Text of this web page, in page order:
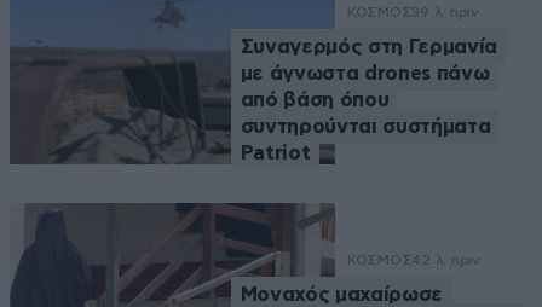
ΚΟΣΜΟΣ39 λ. πριν
Συναγερμός στη Γερμανία
με άγνωστα drones πάνω
από βάση όπου
συντηρούνται συστήματα
Patriot
ΚΟΣΜΟΣ42 λ. πριν
Μοναχός μαχαίρωσε